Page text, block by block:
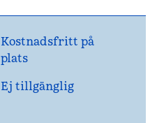
Kostnadsfritt på
plats
Ej tillgänglig